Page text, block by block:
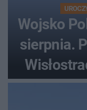
Wojsko
sierpnia.